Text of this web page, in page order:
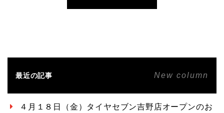
最近の記事 New column
４月１８日（金）タイヤセブン吉野店オープンのお